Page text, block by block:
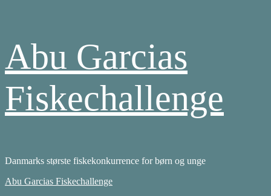
content
Abu Garcias
Fiskechallenge
Danmarks største fiskekonkurrence for børn og unge
Primary
Abu Garcias Fiskechallenge